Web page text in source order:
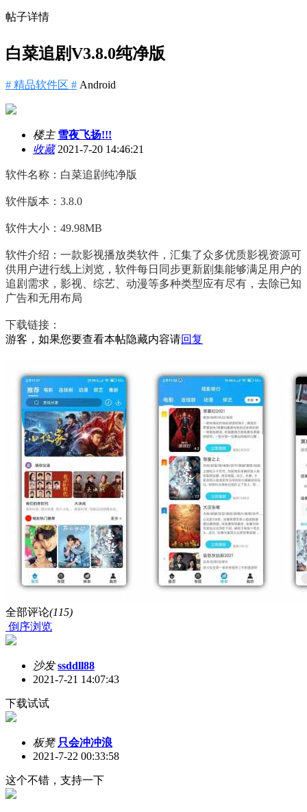
帖子详情
白菜追剧V3.8.0纯净版
# 精品软件区 # Android
楼主 雪夜飞扬!!!
收藏2021-7-20 14:46:21
软件名称：白菜追剧纯净版
软件版本：3.8.0
软件大小：49.98MB
软件介绍：一款影视播放类软件，汇集了众多优质影视资源可
供用户进行线上浏览，软件每日同步更新剧集能够满足用户的
追剧需求，影视、综艺、动漫等多种类型应有尽有，去除已知
广告和无用布局
下载链接：
游客，如果您要查看本帖隐藏内容请回复
全部评论(115)
倒序浏览
沙发 ssddll88
2021-7-21 14:07:43
下载试试
板凳 只会冲冲浪
2021-7-22 00:33:58
这个不错，支持一下